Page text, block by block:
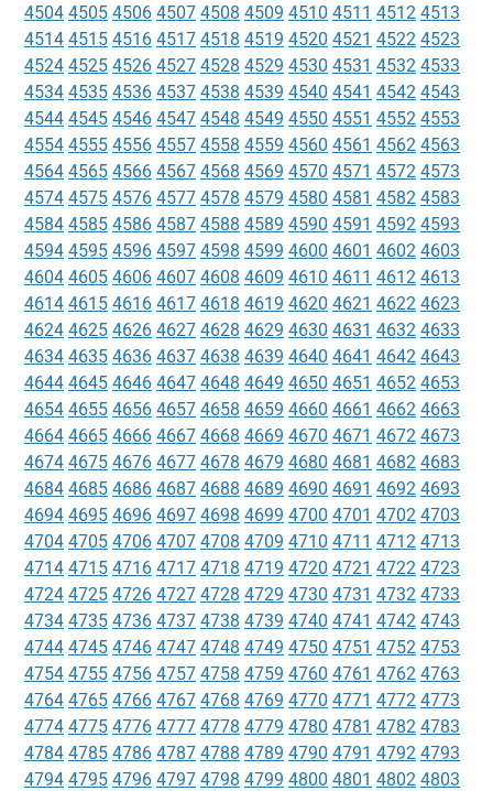
4504 4505 4506 4507 4508 4509 4510 4511 4512 4513
4514 4515 4516 4517 4518 4519 4520 4521 4522 4523
4524 4525 4526 4527 4528 4529 4530 4531 4532 4533
4534 4535 4536 4537 4538 4539 4540 4541 4542 4543
4544 4545 4546 4547 4548 4549 4550 4551 4552 4553
4554 4555 4556 4557 4558 4559 4560 4561 4562 4563
4564 4565 4566 4567 4568 4569 4570 4571 4572 4573
4574 4575 4576 4577 4578 4579 4580 4581 4582 4583
4584 4585 4586 4587 4588 4589 4590 4591 4592 4593
4594 4595 4596 4597 4598 4599 4600 4601 4602 4603
4604 4605 4606 4607 4608 4609 4610 4611 4612 4613
4614 4615 4616 4617 4618 4619 4620 4621 4622 4623
4624 4625 4626 4627 4628 4629 4630 4631 4632 4633
4634 4635 4636 4637 4638 4639 4640 4641 4642 4643
4644 4645 4646 4647 4648 4649 4650 4651 4652 4653
4654 4655 4656 4657 4658 4659 4660 4661 4662 4663
4664 4665 4666 4667 4668 4669 4670 4671 4672 4673
4674 4675 4676 4677 4678 4679 4680 4681 4682 4683
4684 4685 4686 4687 4688 4689 4690 4691 4692 4693
4694 4695 4696 4697 4698 4699 4700 4701 4702 4703
4704 4705 4706 4707 4708 4709 4710 4711 4712 4713
4714 4715 4716 4717 4718 4719 4720 4721 4722 4723
4724 4725 4726 4727 4728 4729 4730 4731 4732 4733
4734 4735 4736 4737 4738 4739 4740 4741 4742 4743
4744 4745 4746 4747 4748 4749 4750 4751 4752 4753
4754 4755 4756 4757 4758 4759 4760 4761 4762 4763
4764 4765 4766 4767 4768 4769 4770 4771 4772 4773
4774 4775 4776 4777 4778 4779 4780 4781 4782 4783
4784 4785 4786 4787 4788 4789 4790 4791 4792 4793
4794 4795 4796 4797 4798 4799 4800 4801 4802 4803